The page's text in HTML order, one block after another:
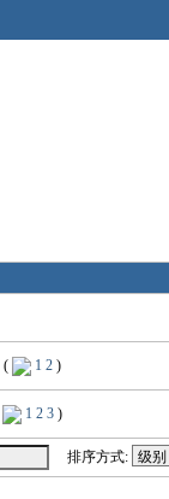
( 1 2 )
1 2 3 )
排序方式: